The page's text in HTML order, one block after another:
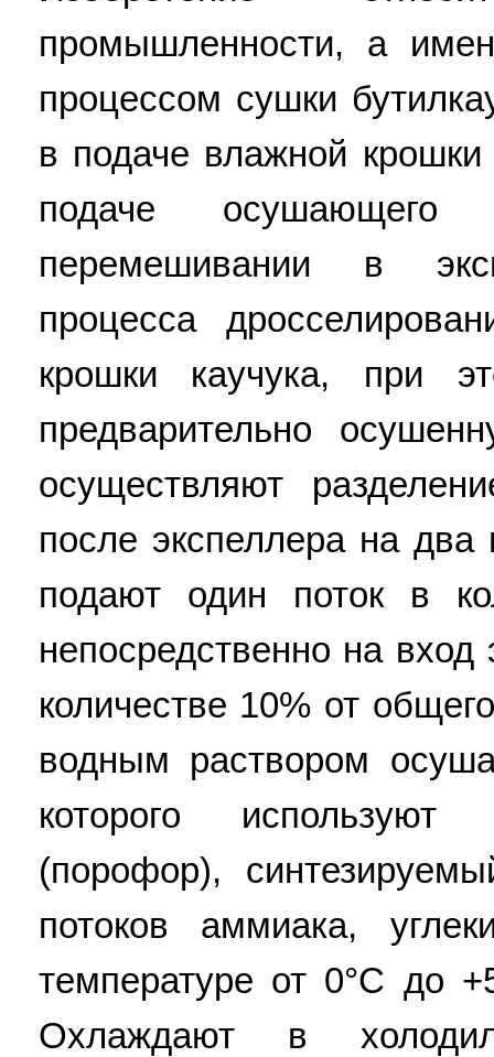
промышленности, а
процессом сушки
в подаче влажной крошки
подаче
перемешивании в
процесса
крошки каучука, при
предварительно
осуществляют
после экспеллера на
подают один поток в
непосредственно на вход
количестве 10% от
водным раствором
которого используют
(порофор),
потоков аммиака,
температуре от 0°С до
Охлаждают в